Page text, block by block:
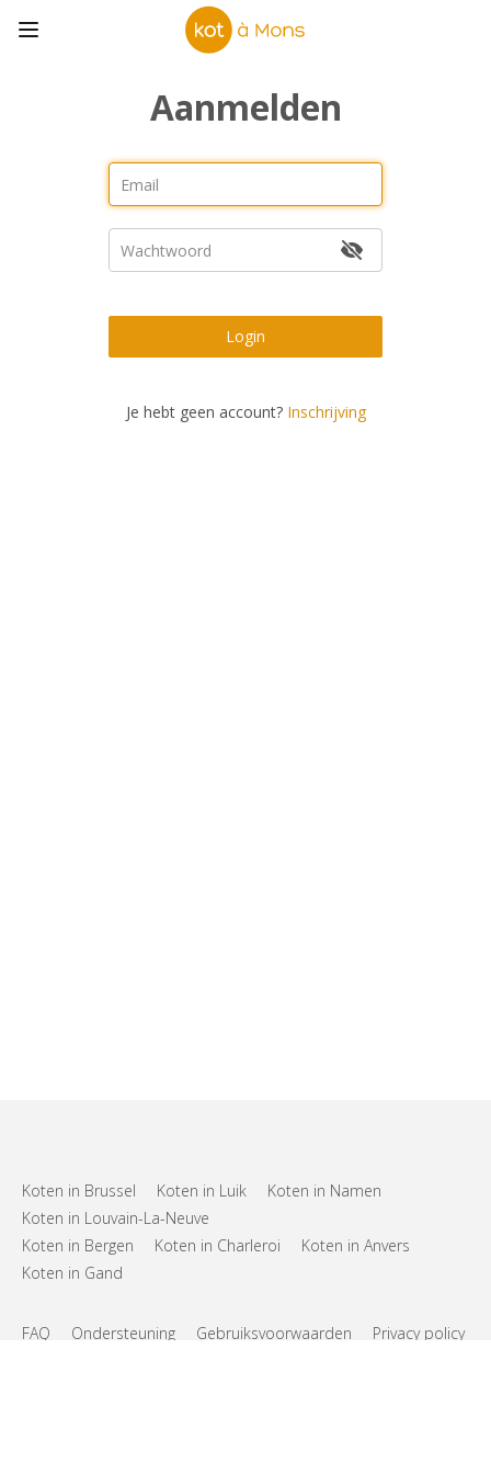
Aanmelden
Login
Je hebt geen account? Inschrijving
Koten in Brussel Koten in Luik
Koten in Namen
Koten in Louvain-La-Neuve
Koten in Bergen
Koten in Charleroi
Koten in Anvers
Koten in Gand
FAQ Ondersteuning Gebruiksvoorwaarden Privacy policy